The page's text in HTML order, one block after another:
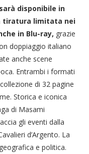
disponibile in
tiratura limitata nei
in Blu-ray, grazie
doppiaggio italiano
anche scene
Entrambi i formati
di 32 pagine
Storica e iconica
di Masami
gli eventi dalla
d’Argento. La
e politica.